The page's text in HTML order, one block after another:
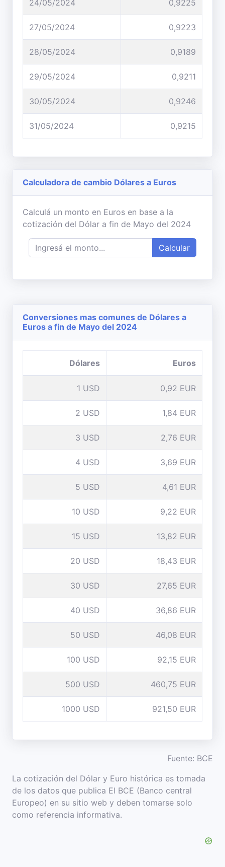
24/05/2024 0,9225
27/05/2024 0,9223
28/05/2024 0,9189
29/05/2024 0,9211
30/05/2024 0,9246
31/05/2024 0,9215
Calculadora de cambio Dólares a Euros
Calculá un monto en Euros en base a la
cotización del Dólar a fin de Mayo del 2024
Calcular
Conversiones mas comunes de Dólares a
Euros a fin de Mayo del 2024
Dólares Euros
1 USD 0,92 EUR
2 USD 1,84 EUR
3 USD 2,76 EUR
4 USD 3,69 EUR
5 USD 4,61 EUR
10 USD 9,22 EUR
15 USD 13,82 EUR
20 USD 18,43 EUR
30 USD 27,65 EUR
40 USD 36,86 EUR
50 USD 46,08 EUR
100 USD 92,15 EUR
500 USD 460,75 EUR
1000 USD 921,50 EUR
Fuente: BCE
La cotización del Dólar y Euro histórica es tomada
de los datos que publica El BCE (Banco central
Europeo) en su sitio web y deben tomarse solo
como referencia informativa.